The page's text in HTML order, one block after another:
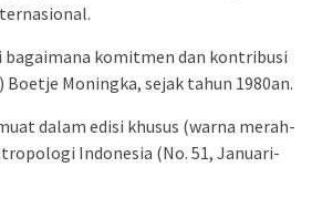
bagaimana komitmen dan kontribusi
Moningka, sejak tahun 1980an.
dalam edisi khusus (warna merah-
Indonesia (No. 51, Januari-